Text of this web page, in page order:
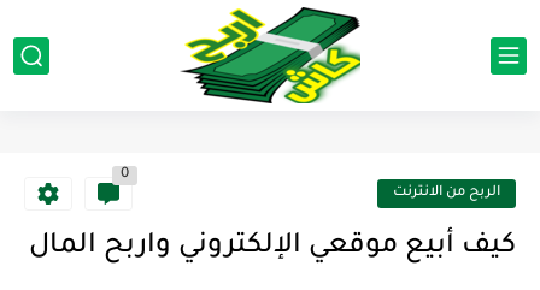
الربح من الانترنت
0
كيف أبيع موقعي الإلكتروني واربح المال